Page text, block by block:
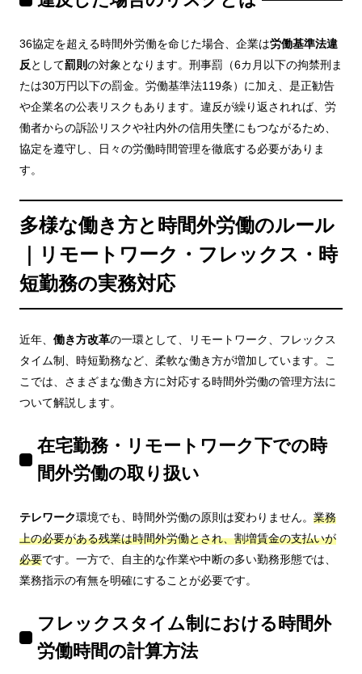
36協定を超える時間外労働を命じた場合、企業は労働基準法違
反として罰則の対象となります。刑事罰（6カ月以下の拘禁刑ま
たは30万円以下の罰金。労働基準法119条）に加え、是正勧告
や企業名の公表リスクもあります。違反が繰り返されれば、労
働者からの訴訟リスクや社内外の信用失墜にもつながるため、
協定を遵守し、日々の労働時間管理を徹底する必要がありま
す。
多様な働き方と時間外労働のルール
｜リモートワーク・フレックス・時
短勤務の実務対応
近年、 働き方改革の一環として、リモートワーク、フレックス
タイム制、時短勤務など、柔軟な働き方が増加しています。こ
こでは、さまざまな働き方に対応する時間外労働の管理方法に
ついて解説します。
在宅勤務・リモートワーク下での時
間外労働の取り扱い
テレワーク環境でも、時間外労働の原則は変わりません。 業務
上の必要がある残業は時間外労働とされ、割増賃金の支払いが
必要です。一方で、自主的な作業や中断の多い勤務形態では、
業務指示の有無を明確にすることが必要です。
フレックスタイム制における時間外
労働時間の計算方法